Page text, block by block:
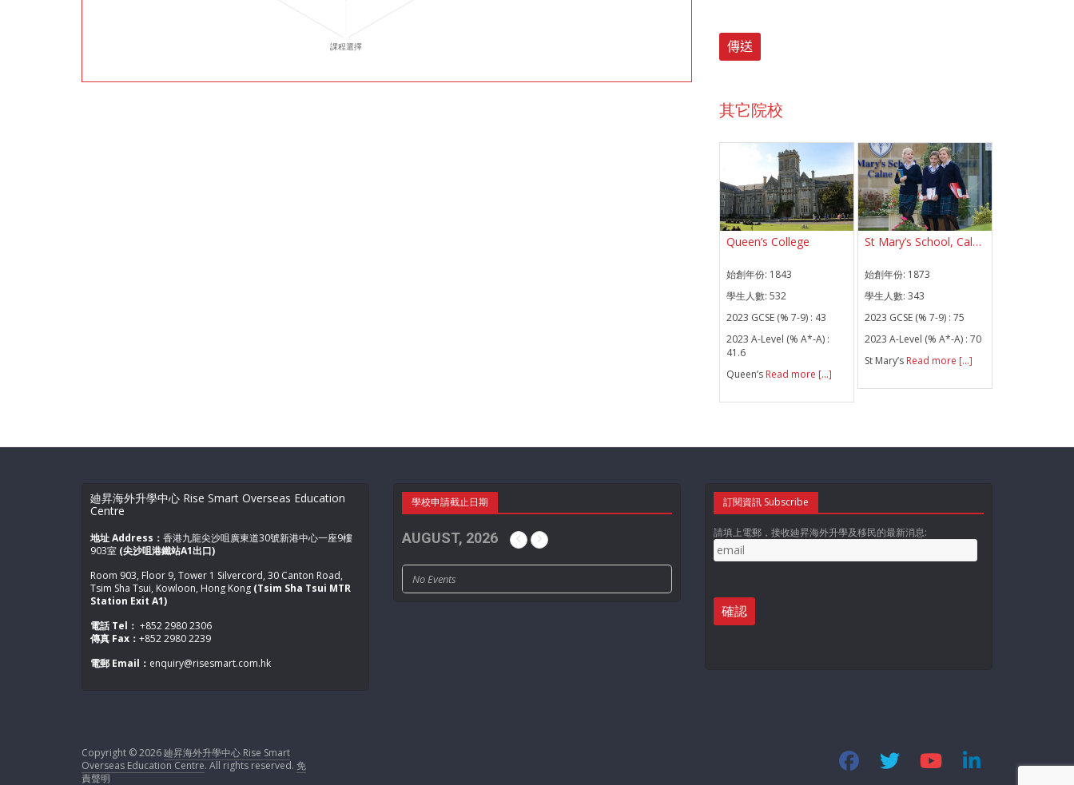
其它院校
Queen’s College
始創年份: 1843
學生人數:532
2023 GCSE (% 7-9) : 43
2023 A-Level (% A*-A) :
41.6
Queen’s Read more [...]
St Mary’s School, Calne
始創年份: 1873
學生人數:343
2023 GCSE (% 7-9) :75
2023 A-Level (% A*-A) :70
St Mary’s Read more [...]
廸昇海外升學中心 Rise Smart Overseas Education
Centre
地址 Address： 香港九龍尖沙咀廣東道30號新港中心一座9樓
903室 (尖沙咀港鐵站A1出口)
Room 903, Floor 9, Tower 1 Silvercord, 30 Canton Road,
Tsim Sha Tsui, Kowloon, Hong Kong (Tsim Sha Tsui MTR
Station Exit A1)
電話 Tel： +852 2980 2306
傳真 Fax： +852 2980 2239
電郵 Email： enquiry@risesmart.com.hk
學校申請截止日期
AUGUST, 2026
No Events
訂閱資訊 Subscribe
請填上電郵，接收廸昇海外升學及移民的最新消息:
Copyright © 2026廸昇海外升學中心 Rise Smart
Overseas Education Centre. All rights reserved. 免
責聲明